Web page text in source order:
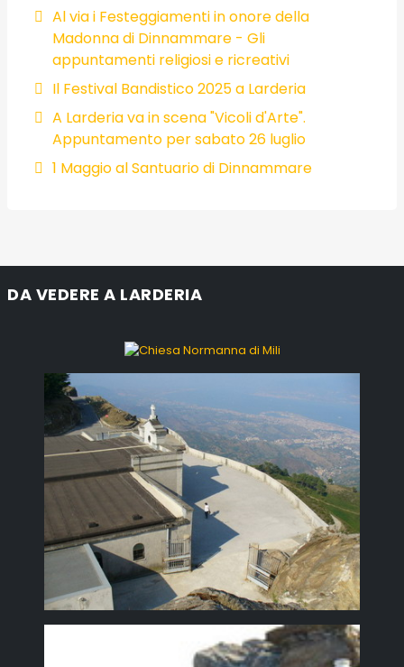
Al via i Festeggiamenti in onore della
Madonna di Dinnammare - Gli
appuntamenti religiosi e ricreativi
Il Festival Bandistico 2025 a Larderia
A Larderia va in scena "Vicoli d'Arte".
Appuntamento per sabato 26 luglio
1 Maggio al Santuario di Dinnammare
DA VEDERE A LARDERIA